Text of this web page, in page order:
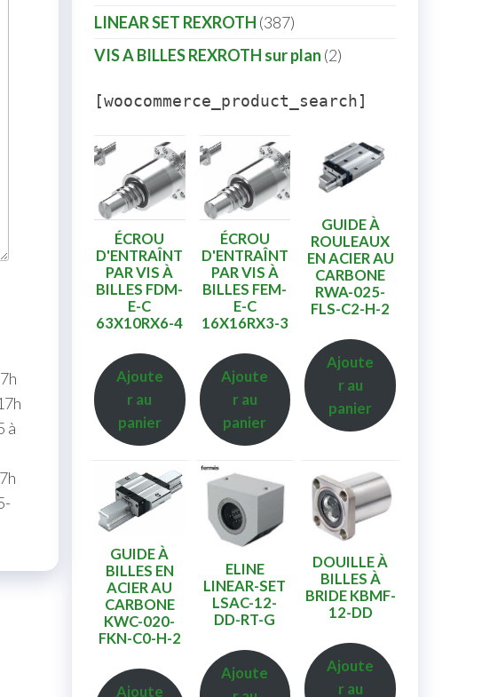
à
LINEAR SET REXROTH 387
VIS A BILLES REXROTH sur plan 2
[woocommerce_product_search]
ÉCROU
D'ENTRAÎNT
PAR VIS À
BILLES FDM-
E-C
63X10RX6-4
Ajoute
r au
panier
ÉCROU
D'ENTRAÎNT
PAR VIS À
BILLES FEM-
E-C
16X16RX3-3
Ajoute
r au
panier
GUIDE À
ROULEAUX
EN ACIER AU
CARBONE
RWA-025-
FLS-C2-H-2
Ajoute
r au
panier
GUIDE À
BILLES EN
ACIER AU
CARBONE
KWC-020-
FKN-C0-H-2
Ajoute
ELINE
LINEAR-SET
LSAC-12-
DD-RT-G
Ajoute
DOUILLE À
BILLES À
BRIDE KBMF-
12-DD
Ajoute
r au